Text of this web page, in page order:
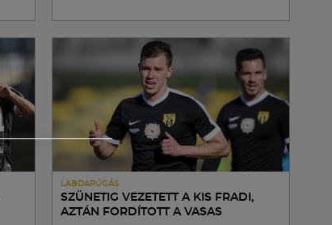
LABDARÚGÁS
SZÜNETIG VEZETETT A KIS FRADI,
AZTÁN FORDÍTOTT A VASAS